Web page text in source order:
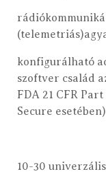
konfigurálható
szoftver család
FDA 21 CFR
Secure esetében)
10-30